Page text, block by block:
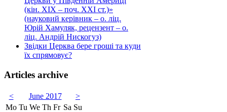
(кін. ХІХ – поч. ХХІ ст.)»
(науковий керівник – о. ліц.
Юрій Хамуляк, рецензент – о.
ліц. Андрій Нискогуз)
Звідки Церква бере гроші та куди
їх спрямовує?
Articles archive
< June 2017
>
Mo Tu We Th Fr Sa Su